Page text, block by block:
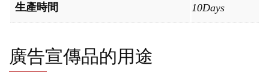
生產時間 10Days
廣告宣傳品的用途